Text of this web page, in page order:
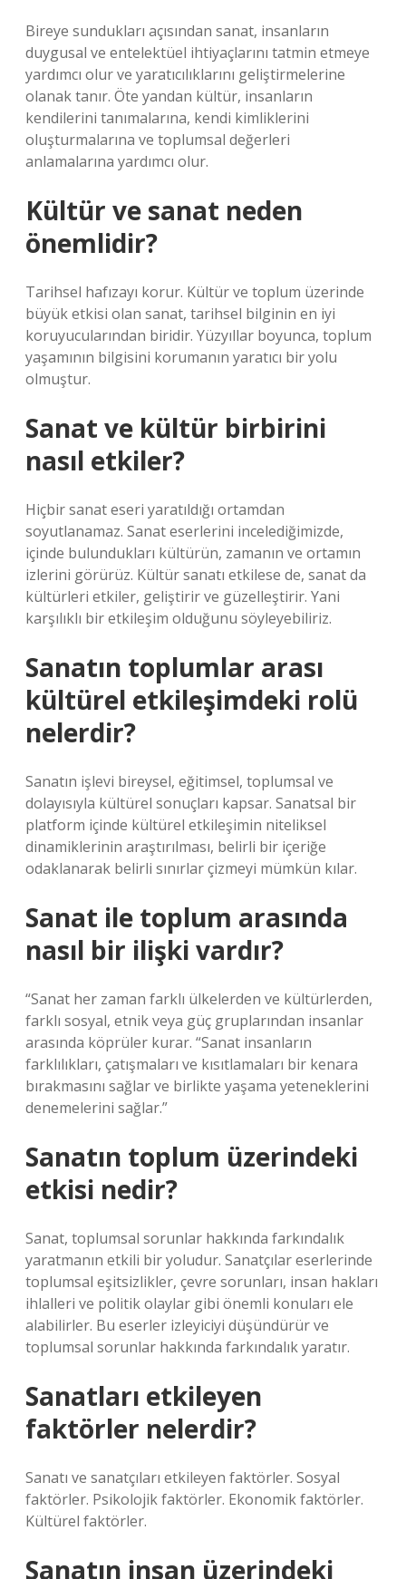
Bireye sundukları açısından sanat, insanların
duygusal ve entelektüel ihtiyaçlarını tatmin etmeye
yardımcı olur ve yaratıcılıklarını geliştirmelerine
olanak tanır. Öte yandan kültür, insanların
kendilerini tanımalarına, kendi kimliklerini
oluşturmalarına ve toplumsal değerleri
anlamalarına yardımcı olur.
Kültür ve sanat neden
önemlidir?
Tarihsel hafızayı korur. Kültür ve toplum üzerinde
büyük etkisi olan sanat, tarihsel bilginin en iyi
koruyucularından biridir. Yüzyıllar boyunca, toplum
yaşamının bilgisini korumanın yaratıcı bir yolu
olmuştur.
Sanat ve kültür birbirini
nasıl etkiler?
Hiçbir sanat eseri yaratıldığı ortamdan
soyutlanamaz. Sanat eserlerini incelediğimizde,
içinde bulundukları kültürün, zamanın ve ortamın
izlerini görürüz. Kültür sanatı etkilese de, sanat da
kültürleri etkiler, geliştirir ve güzelleştirir. Yani
karşılıklı bir etkileşim olduğunu söyleyebiliriz.
Sanatın toplumlar arası
kültürel etkileşimdeki rolü
nelerdir?
Sanatın işlevi bireysel, eğitimsel, toplumsal ve
dolayısıyla kültürel sonuçları kapsar. Sanatsal bir
platform içinde kültürel etkileşimin niteliksel
dinamiklerinin araştırılması, belirli bir içeriğe
odaklanarak belirli sınırlar çizmeyi mümkün kılar.
Sanat ile toplum arasında
nasıl bir ilişki vardır?
“Sanat her zaman farklı ülkelerden ve kültürlerden,
farklı sosyal, etnik veya güç gruplarından insanlar
arasında köprüler kurar. “Sanat insanların
farklılıkları, çatışmaları ve kısıtlamaları bir kenara
bırakmasını sağlar ve birlikte yaşama yeteneklerini
denemelerini sağlar.”
Sanatın toplum üzerindeki
etkisi nedir?
Sanat, toplumsal sorunlar hakkında farkındalık
yaratmanın etkili bir yoludur. Sanatçılar eserlerinde
toplumsal eşitsizlikler, çevre sorunları, insan hakları
ihlalleri ve politik olaylar gibi önemli konuları ele
alabilirler. Bu eserler izleyiciyi düşündürür ve
toplumsal sorunlar hakkında farkındalık yaratır.
Sanatları etkileyen
faktörler nelerdir?
Sanatı ve sanatçıları etkileyen faktörler. Sosyal
faktörler. Psikolojik faktörler. Ekonomik faktörler.
Kültürel faktörler.
Sanatın insan üzerindeki